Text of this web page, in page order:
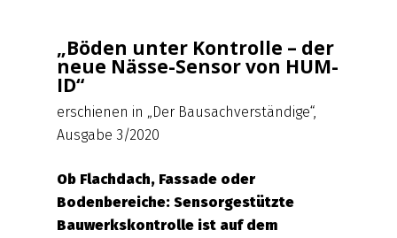
„Böden unter Kontrolle – der
neue Nässe-Sensor von HUM-
ID“
erschienen in „Der Bausachverständige“,
Ausgabe 3/2020
Ob Flachdach, Fassade oder
Bodenbereiche: Sensorgestützte
Bauwerkskontrolle ist auf dem